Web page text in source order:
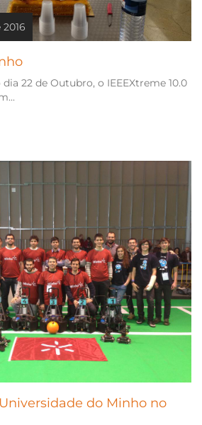
22 de Outubro, o IEEEXtreme 10.0
do Minho no